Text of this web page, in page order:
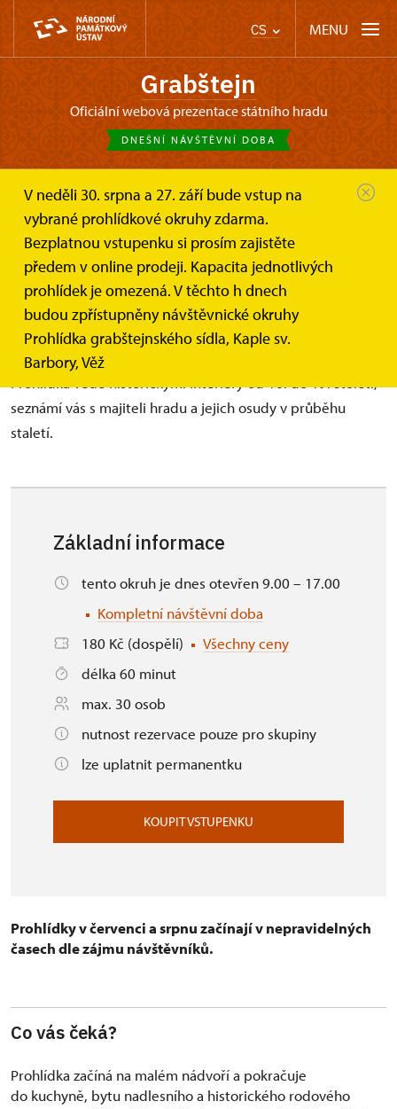
CS MENU
Grabštejn
oficiální webová prezentace státního hradu
DNEŠNÍ NÁVŠTĚVNÍ DOBA
V neděli 30. srpna a 27. září bude vstup na
vybrané prohlídkové okruhy zdarma.
Bezplatnou vstupenku si prosím zajistěte
předem v online prodeji. Kapacita jednotlivých
prohlídek je omezená. V těchto h dnech
budou zpřístupněny návštěvnické okruhy
Prohlídka grabštejnského sídla, Kaple sv.
Barbory, Věž
Grabštejn
Informace pro návštěvníky
Prohlídkové okruhy
Prohlídka grabštejnského sídla...
Prohlídka grabštejnského sídla
(základní okruh)
seznámí vás s majiteli hradu a jejich osudy v průběhu
staletí.
Základní informace
tento okruh je dnes otevřen 9.00 – 17.00
Kompletní návštěvní doba
180 Kč (dospělí)
Všechny ceny
délka 60 minut
max. 30 osob
nutnost rezervace pouze pro skupiny
lze uplatnit permanentku
KOUPIT VSTUPENKU
Prohlídky v červenci a srpnu začínají v nepravidelných
časech dle zájmu návštěvníků.
Co vás čeká?
Prohlídka začíná na malém nádvoří a pokračuje
do kuchyně, bytu nadlesního a historického rodového